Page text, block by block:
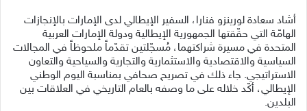
أشاد سعادة لورينزو فنارا، السفير الإيطالي لدى الإمارات بالإنجازات
الهامّة التي حقّقتها الجمهورية الإيطالية ودولة الإمارات العربية
المتحدة في مسيرة شراكتهما، مُسجّلتين تقدّماً ملحوظاً في المجالات
السياسية والاقتصادية والاستثمارية والتجارية والسياحية والتعاون
الاستراتيجي. جاء ذلك في تصريح صحافي بمناسبة اليوم الوطني
الإيطالي، أكّد خلاله على ما وصفه بالعام التاريخي في العلاقات بين
البلدين.